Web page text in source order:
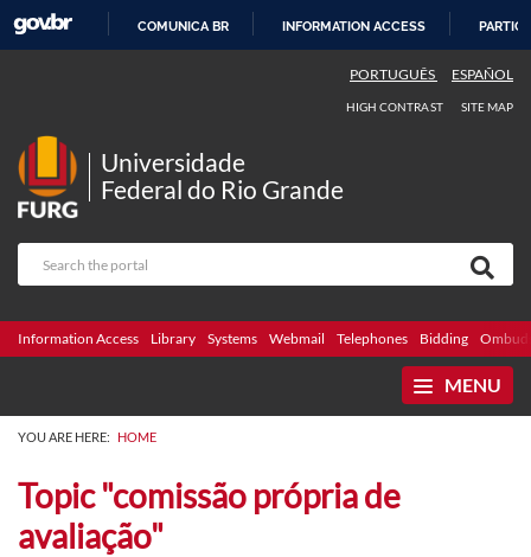
COMUNICA BR INFORMATION ACCESS
PORTUGUÊS ESPAÑOL
HIGH CONTRAST SITE MAP
Universidade
Federal do Rio Grande
Information Access Library Systems Webmail Telephones Bidding
MENU
YOU ARE HERE: HOME
Topic "comissão própria de
avaliação"